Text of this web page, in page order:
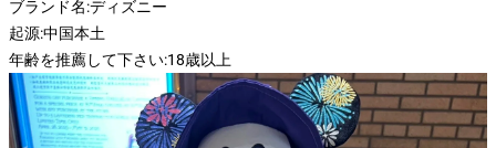
ブランド名:ディズニー
起源:中国本土
年齢を推薦して下さい:18歳以上